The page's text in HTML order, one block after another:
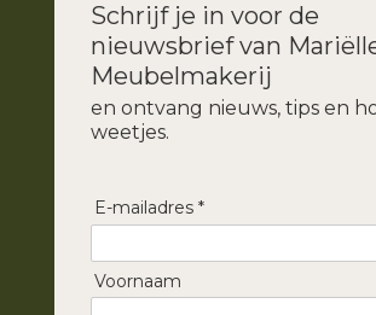
Schrijf je in voor de
nieuwsbrief van
Meubelmakerij
en ontvang nieuws, tips en
weetjes.
E-mailadres *
Voornaam